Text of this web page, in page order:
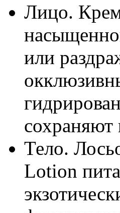
Лицо.
или
сохраняют
Тело.
Lotion